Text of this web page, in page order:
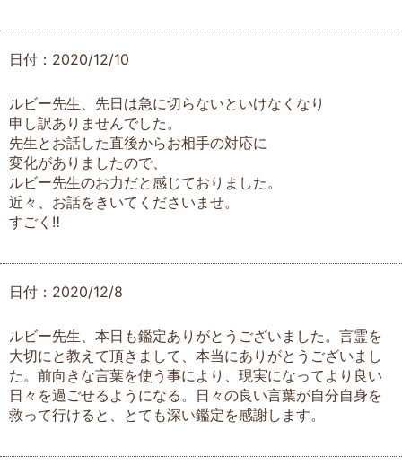
日付：2020/12/10
ルビー先生、先日は急に切らないといけなくなり
申し訳ありませんでした。
先生とお話した直後からお相手の対応に
変化がありましたので、
ルビー先生のお力だと感じておりました。
近々、お話をきいてくださいませ。
すごく‼️
日付：2020/12/8
ルビー先生、本日も鑑定ありがとうございました。言霊を
大切にと教えて頂きまして、本当にありがとうございまし
た。前向きな言葉を使う事により、現実になってより良い
日々を過ごせるようになる。日々の良い言葉が自分自身を
救って行けると、とても深い鑑定を感謝します。